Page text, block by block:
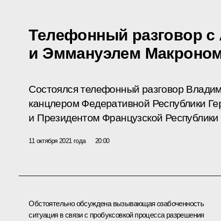
Телефонный разговор с
и Эммануэлем
Состоялся телефонный разговор
канцлером Федеративной Республики
и Президентом Французской
11 октября 2021 года 20:00
Обстоятельно обсуждена вызывающая озабоченность
ситуация в связи с пробуксовкой процесса разрешения